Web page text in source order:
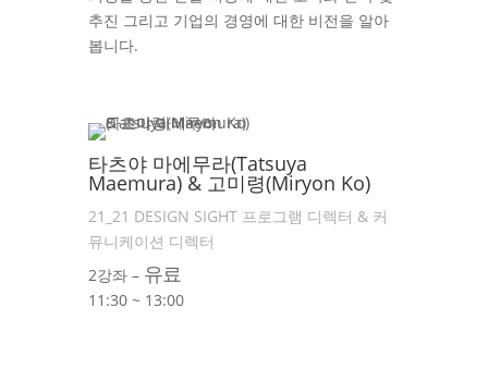
추진 그리고 기업의 경영에 대한 비전을 알아
봅니다.
타츠야 마에무라(Tatsuya
Maemura) & 고미령(Miryon Ko)
21_21 DESIGN SIGHT 프로그램 디렉터 & 커
뮤니케이션 디렉터
2강좌 – 유료
11:30 ~ 13:00